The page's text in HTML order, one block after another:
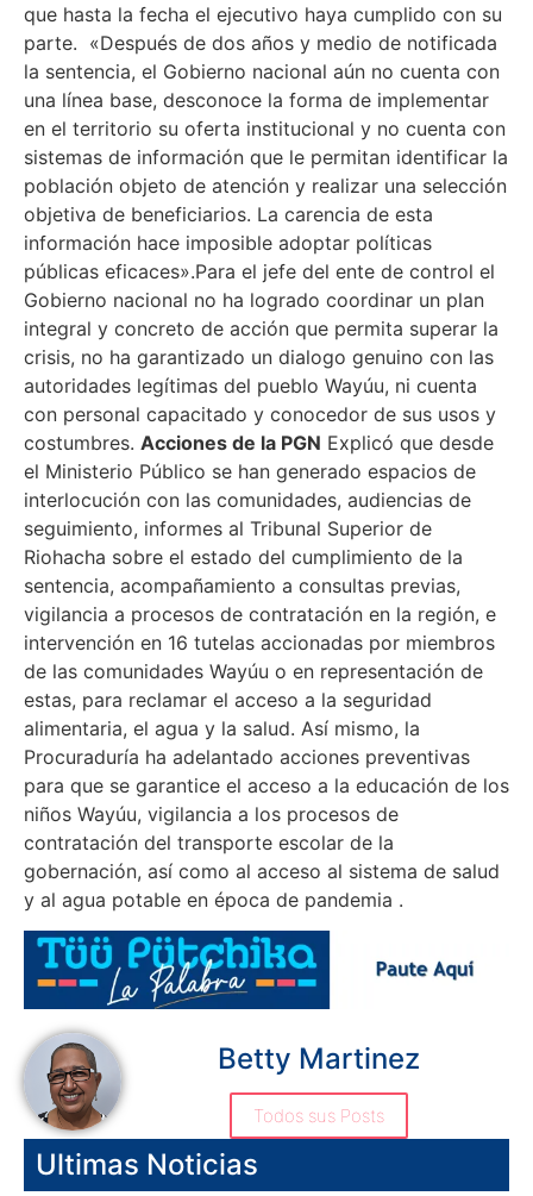
que hasta la fecha el ejecutivo haya cumplido con su
parte. «Después de dos años y medio de notificada
la sentencia, el Gobierno nacional aún no cuenta con
una línea base, desconoce la forma de implementar
en el territorio su oferta institucional y no cuenta con
sistemas de información que le permitan identificar la
población objeto de atención y realizar una selección
objetiva de beneficiarios. La carencia de esta
información hace imposible adoptar políticas
públicas eficaces».Para el jefe del ente de control el
Gobierno nacional no ha logrado coordinar un plan
integral y concreto de acción que permita superar la
crisis, no ha garantizado un dialogo genuino con las
autoridades legítimas del pueblo Wayúu, ni cuenta
con personal capacitado y conocedor de sus usos y
costumbres. Acciones de la PGN Explicó que desde
el Ministerio Público se han generado espacios de
interlocución con las comunidades, audiencias de
seguimiento, informes al Tribunal Superior de
Riohacha sobre el estado del cumplimiento de la
sentencia, acompañamiento a consultas previas,
vigilancia a procesos de contratación en la región, e
intervención en 16 tutelas accionadas por miembros
de las comunidades Wayúu o en representación de
estas, para reclamar el acceso a la seguridad
alimentaria, el agua y la salud. Así mismo, la
Procuraduría ha adelantado acciones preventivas
para que se garantice el acceso a la educación de los
niños Wayúu, vigilancia a los procesos de
contratación del transporte escolar de la
gobernación, así como al acceso al sistema de salud
y al agua potable en época de pandemia .
Betty Martinez
Todos sus Posts
Ultimas Noticias